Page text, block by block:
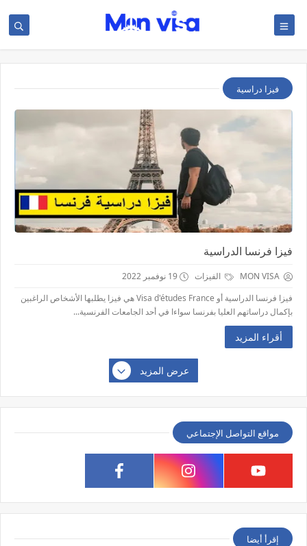
فيزا دراسية
فيزا فرنسا الدراسية
MON VISA الفيزات
19 نوفمبر 2022
فيزا فرنسا الدراسية أو Visa d'études France هي فيزا يطلبها الأشخاص الراغبين
بإكمال دراساتهم العليا بفرنسا سواءا في أحد الجامعات الفرنسية...
أقراء المزيد
عرض المزيد
مواقع التواصل الإجتماعي
إقرأ أيضا